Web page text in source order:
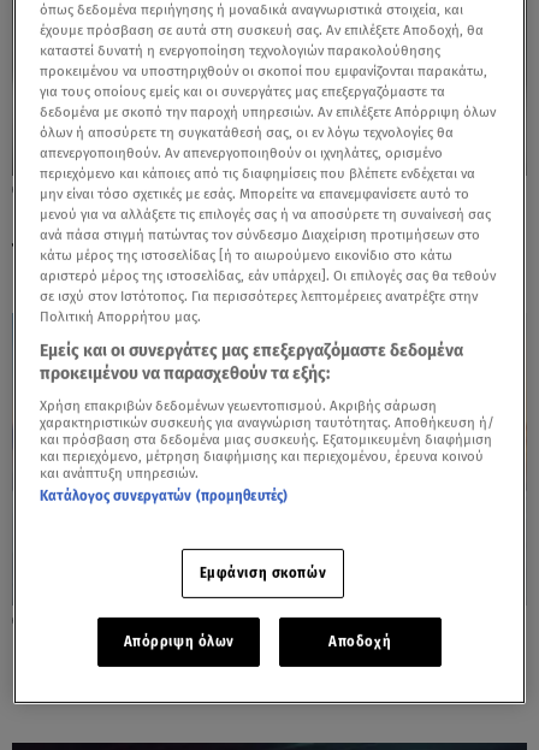
12.05.25, 18:05
Honda CB125F: Πότε έρχεται στην Ελλάδα
το ανανεωμένο μοντέλο
28.04.25, 14:38
KGM Torres Hybrid: Πότε έρχεται στην
όπως δεδομένα περιήγησης ή μοναδικά αναγνωριστικά στοιχεία, και
έχουμε πρόσβαση σε αυτά στη συσκευή σας. Αν επιλέξετε Αποδοχή, θα
καταστεί δυνατή η ενεργοποίηση τεχνολογιών παρακολούθησης
προκειμένου να υποστηριχθούν οι σκοποί που εμφανίζονται παρακάτω,
για τους οποίους εμείς και οι συνεργάτες μας επεξεργαζόμαστε τα
δεδομένα με σκοπό την παροχή υπηρεσιών. Αν επιλέξετε Απόρριψη όλων
όλων ή αποσύρετε τη συγκατάθεσή σας, οι εν λόγω τεχνολογίες θα
απενεργοποιηθούν. Αν απενεργοποιηθούν οι ιχνηλάτες, ορισμένο
περιεχόμενο και κάποιες από τις διαφημίσεις που βλέπετε ενδέχεται να
μην είναι τόσο σχετικές με εσάς. Μπορείτε να επανεμφανίσετε αυτό το
μενού για να αλλάξετε τις επιλογές σας ή να αποσύρετε τη συναίνεσή σας
ανά πάσα στιγμή πατώντας τον σύνδεσμο Διαχείριση προτιμήσεων στο
κάτω μέρος της ιστοσελίδας [ή το αιωρούμενο εικονίδιο στο κάτω
αριστερό μέρος της ιστοσελίδας, εάν υπάρχει]. Οι επιλογές σας θα τεθούν
σε ισχύ στον Ιστότοπος. Για περισσότερες λεπτομέρειες ανατρέξτε στην
Πολιτική Απορρήτου μας.
Εμείς και οι συνεργάτες μας επεξεργαζόμαστε δεδομένα
προκειμένου να παρασχεθούν τα εξής:
Χρήση επακριβών δεδομένων γεωεντοπισμού. Ακριβής σάρωση
χαρακτηριστικών συσκευής για αναγνώριση ταυτότητας. Αποθήκευση ή/
και πρόσβαση στα δεδομένα μιας συσκευής. Εξατομικευμένη διαφήμιση
και περιεχόμενο, μέτρηση διαφήμισης και περιεχομένου, έρευνα κοινού
και ανάπτυξη υπηρεσιών.
Κατάλογος συνεργατών (προμηθευτές)
Εμφάνιση σκοπών
Απόρριψη όλων Αποδοχή